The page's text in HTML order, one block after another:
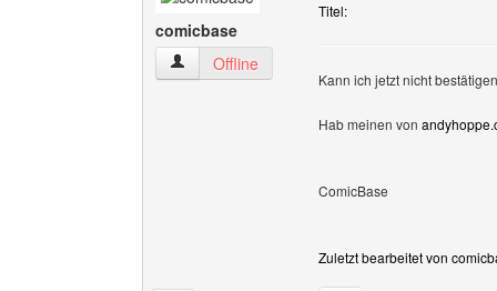
comicbase
comicbase Benutzer-Profile anzeigen
Offline
Titel:
Kann ich jetzt nicht
Hab meinen von
ComicBase
Zuletzt bearbeitet von